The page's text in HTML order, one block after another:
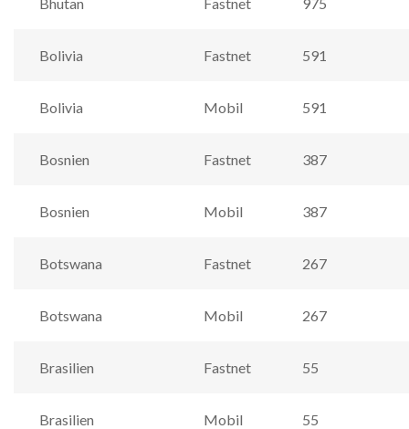
Bolivia Fastnet 591
Bolivia Mobil 591
Bosnien Fastnet 387
Bosnien Mobil 387
Botswana Fastnet 267
Botswana Mobil 267
Brasilien Fastnet 55
Brasilien Mobil 55